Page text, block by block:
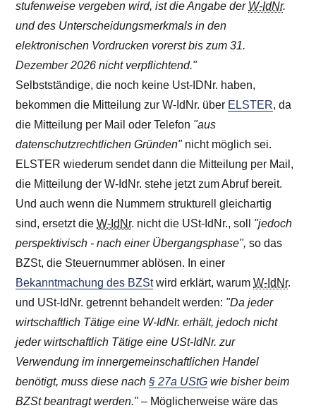
stufenweise vergeben wird, ist die Angabe der W-IdNr.
und des Unterscheidungsmerkmals in den
elektronischen Vordrucken vorerst bis zum 31.
Dezember 2026 nicht verpflichtend."
Selbstständige, die noch keine Ust-IDNr. haben,
bekommen die Mitteilung zur W-IdNr. über ELSTER, da
die Mitteilung per Mail oder Telefon "aus
datenschutzrechtlichen Gründen"nicht möglich sei.
ELSTER wiederum sendet dann die Mitteilung per Mail,
die Mitteilung der W-IdNr. stehe jetzt zum Abruf bereit.
Und auch wenn die Nummern strukturell gleichartig
sind, ersetzt dieW-IdNr. nicht die USt-IdNr., soll "jedoch
perspektivisch - nach einer Übergangsphase", so das
BZSt, die Steuernummer ablösen. In einer
Bekanntmachung des BZStwird erklärt, warumW-IdNr.
und USt-IdNr. getrennt behandelt werden: "Da jeder
wirtschaftlich Tätige eine W-IdNr. erhält, jedoch nicht
jeder wirtschaftlich Tätige eine USt-IdNr. zur
Verwendung im innergemeinschaftlichen Handel
benötigt, muss diese nach§ 27a UStG wie bisher beim
BZSt beantragt werden."– Möglicherweise wäre das